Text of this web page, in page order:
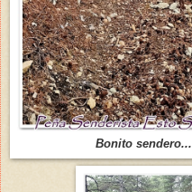
Bonito sendero...